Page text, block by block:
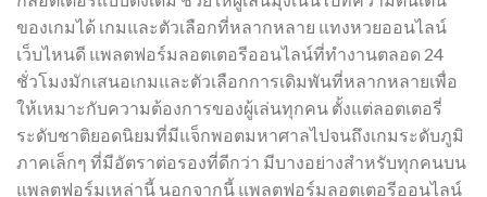
ของเกมได้ เกมและตัวเลือกที่หลากหลาย แทงหวยออนไลน์
เว็บไหนดี แพลตฟอร์มลอตเตอรีออนไลน์ที่ทำงานตลอด 24
ชั่วโมงมักเสนอเกมและตัวเลือกการเดิมพันที่หลากหลายเพื่อ
ให้เหมาะกับความต้องการของผู้เล่นทุกคน ตั้งแต่ลอตเตอรี่
ระดับชาติยอดนิยมที่มีแจ็กพอตมหาศาลไปจนถึงเกมระดับภูมิ
ภาคเล็กๆ ที่มีอัตราต่อรองที่ดีกว่า มีบางอย่างสำหรับทุกคนบน
แพลตฟอร์มเหล่านี้ นอกจากนี้ แพลตฟอร์มลอตเตอรีออนไลน์